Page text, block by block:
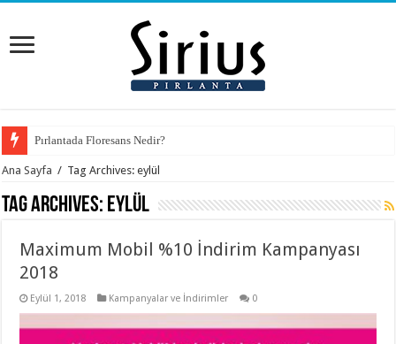
Pırlantada Floresans Nedir?
Ana Sayfa / Tag Archives: eylül
Tag Archives: eylül
Maximum Mobil %10 İndirim Kampanyası
2018
Eylül 1, 2018 Kampanyalar ve İndirimler 0